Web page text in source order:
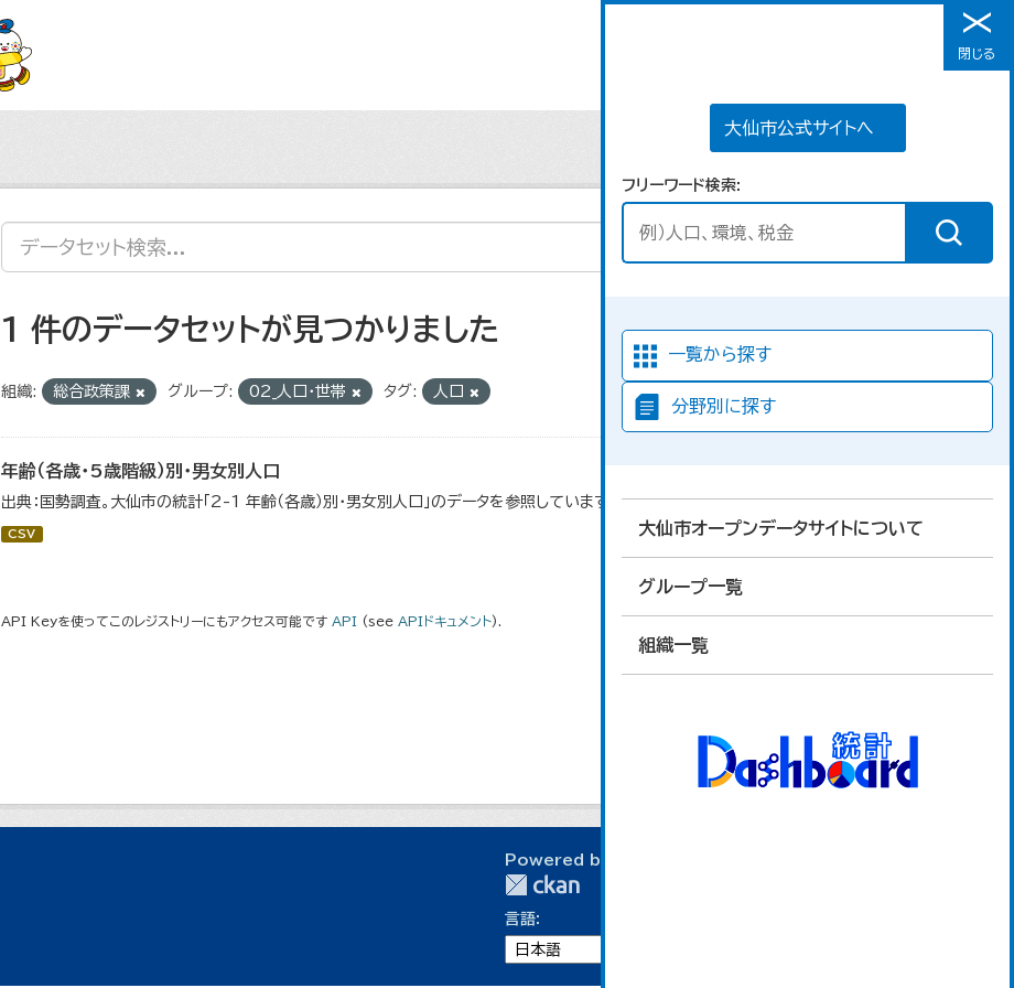
メニュー
大仙市公式サイトへ
フリーワード検索
一覧から探す
分野別に探す
大仙市オープンデータサイトについて
グループ一覧
組織一覧
閉じる
1 件のデータセットが見つかりました
組織: 総合政策課 グループ: 02_人口・世帯 タグ: 人口
年齢（各歳・5歳階級）別・男女別人口
出典：国勢調査。大仙市の統計「2-1 年齢（各歳）別・男女別人口」のデータを参照しています。
CSV
API Keyを使ってこのレジストリーにもアクセス可能です API (see APIドキュメント).
Powered by
言語